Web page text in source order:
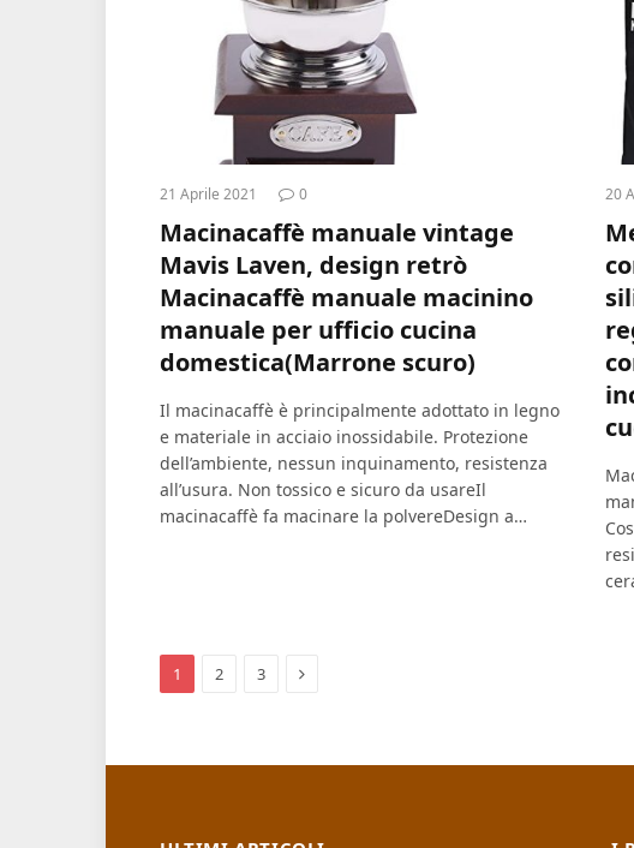
21 Aprile 2021 0
Macinacaffè manuale vintage
Mavis Laven, design retrò
Macinacaffè manuale macinino
manuale per ufficio cucina
domestica(Marrone scuro)
Il macinacaffè è principalmente adottato in legno
e materiale in acciaio inossidabile. Protezione
dell’ambiente, nessun inquinamento, resistenza
all’usura. Non tossico e sicuro da usareIl
macinacaffè fa macinare la polvereDesign a…
20
1 2 3 Next